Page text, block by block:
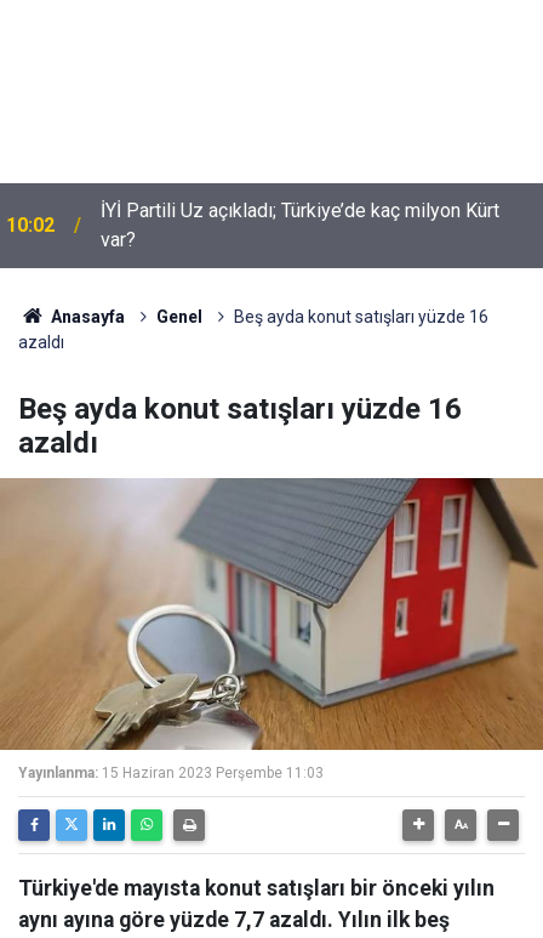
09:54
Suça sürüklenen çocuklar için yeni düzenleme
neleri kapsiyor?
Anasayfa Genel
Beş ayda konut satışları yüzde 16
azaldı
Beş ayda konut satışları yüzde 16
azaldı
Yayınlanma: 15 Haziran 2023 Perşembe 11:03
Türkiye'de mayısta konut satışları bir önceki yılın
aynı ayına göre yüzde 7,7 azaldı. Yılın ilk beş